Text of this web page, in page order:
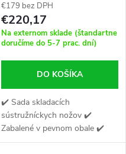
€179 bez DPH
€220,17
Na externom sklade (štandartne
doručíme do 5-7 prac. dní)
DO KOŠÍKA
✔️ Sada skladacích
sústružníckych nožov ✔️
Zabalené v pevnom obale ✔️
Obsahuje kľúče na